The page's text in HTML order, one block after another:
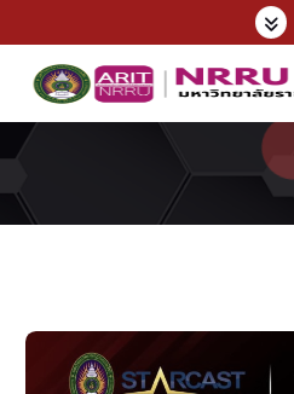
k
t